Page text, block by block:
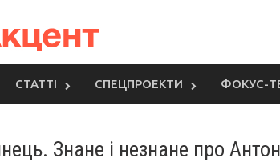
СТАТТІ СПЕЦПРОЕКТИ ФОКУС-
Знане і незнане про